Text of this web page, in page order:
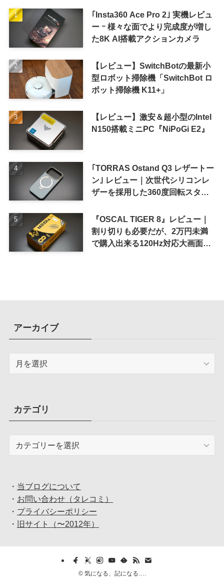
｢Insta360 Ace Pro 2｣ 実機レビュ
ー ｰ 様々な面でより完成度が増し
た8K AI搭載アクションカメラ
【レビュー】SwitchBotの最新小
型ロボット掃除機「SwitchBot ロ
ボット掃除機 K11+」
【レビュー】激安＆超小型のIntel
N150搭載ミニPC『NiPoGi E2』
｢TORRAS Ostand Q3 レザートー
ン｣ レビュー｜次世代シリコンレ
ザーを採用した360度回転スタン
『OSCAL TIGER 8』レビュー｜
割り切りも必要だが、2万円未満
で購入出来る120Hz対応大画面ス
アーカイブ
ブカテゴリ
・ 当ブログについて
・ お問い合わせ（タレコミ）
・ プライバシーポリシー
・
旧サイト（〜2012年）
©気になる、記になる….